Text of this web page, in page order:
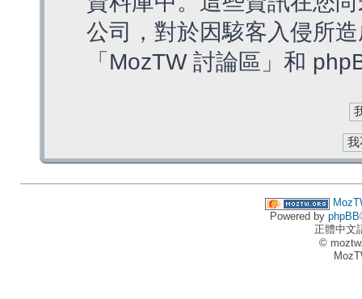
公司，對於因駭客入侵所
「MozTW 討論區」和
Powered by phpBB
正體中文
©